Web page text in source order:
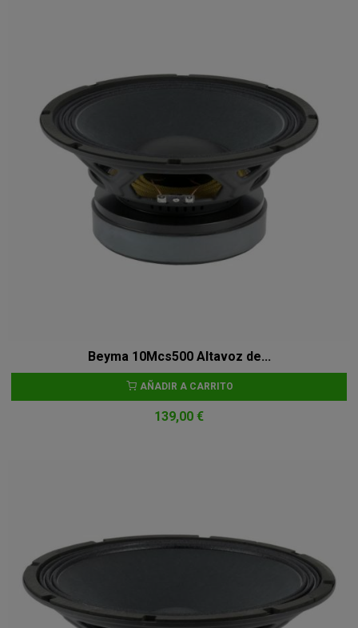
Beyma 10Mcs500 Altavoz de...
AÑADIR A CARRITO
139,00 €